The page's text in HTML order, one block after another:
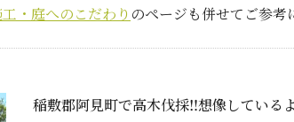
・庭へのこだわり のページも併せてご参考
稲敷郡阿見町で高木伐採‼️想像している